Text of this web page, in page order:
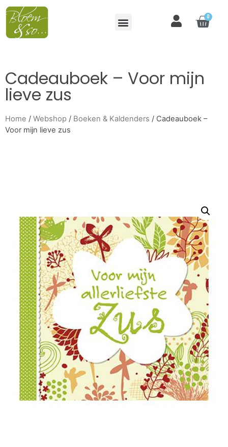
0
Cadeauboek – Voor mijn
lieve zus
Home / Webshop / Boeken & Kaldenders / Cadeauboek –
Voor mijn lieve zus